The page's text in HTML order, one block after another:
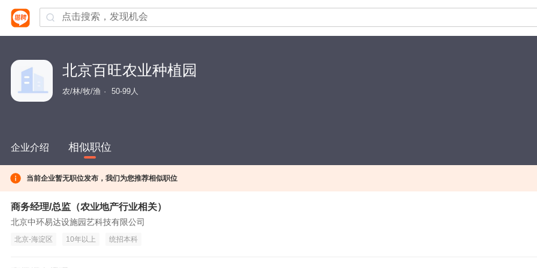
北京百旺农业种植园
农/林/牧/渔 50-99人
企业介绍 相似职位
当前企业暂无职位发布，我们为您推荐相似职位
商务经理/总监（农业地产行业相关）
北京中环易达设施园艺科技有限公司
北京-海淀区 10年以上 统招本科